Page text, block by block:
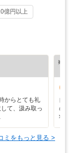
億円以上
からとても礼
て、汲み取っ
※ホ
自
の
状
ミをもっと見る >